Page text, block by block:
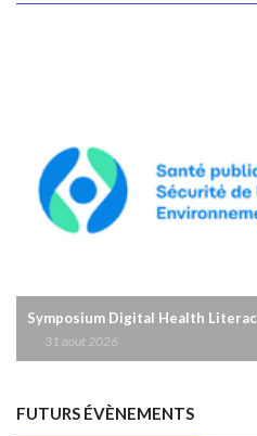
Symposium Digital Health
31 aout 2026
FUTURS ÉVÈNEMENTS